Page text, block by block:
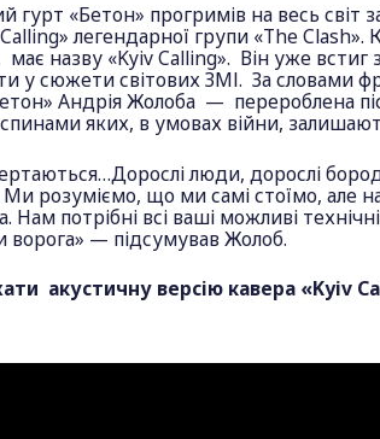
гурт «Бетон» прогримів на весь світ
легендарної групи «The
назву «Kyiv Calling». Він уже встиг
у сюжети світових ЗМІ. За словами
Андрія Жолоба — перероблена
спинами яких, в умовах війни,
люди, дорослі
Ми розуміємо, що ми самі стоїмо, але
Нам потрібні всі ваші можливі
ворога» — підсумував Жолоб.
акустичну версію кавера «Kyiv